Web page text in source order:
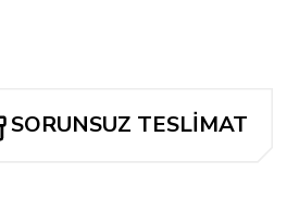
SORUNSUZ TESLİMAT